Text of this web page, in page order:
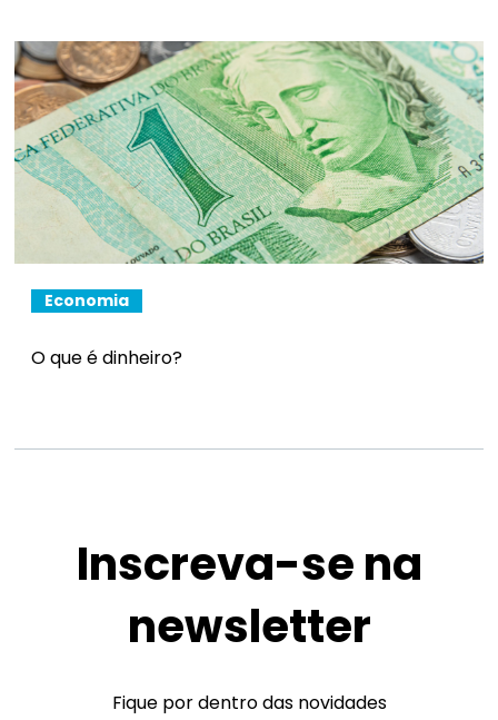
Economia
O que é dinheiro?
Inscreva-se na
newsletter
Fique por dentro das novidades